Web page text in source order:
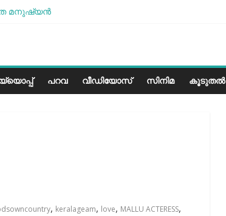
മനുഷ്യന്‍
പറവ വീഡിയോസ് സിനിമ കൂടുതൽ
, keralageam, love, MALLU ACTERESS,